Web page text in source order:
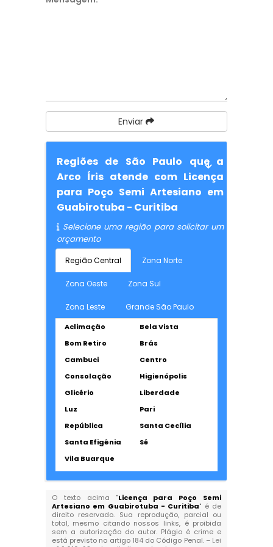
Enviar
Regiões de São Paulo que a
Arco Íris atende com Licença
para Poço Semi Artesiano em
Guabirotuba - Curitiba
Selecione uma região para solicitar um
orçamento
Região Central Zona Norte
Zona Oeste Zona Sul
Zona Leste Grande São Paulo
Aclimação
Bela Vista
Bom Retiro
Brás
Cambuci
Centro
Consolação
Higienópolis
Glicério
Liberdade
Luz
Pari
República
Santa Cecília
Santa Efigênia
Sé
Vila Buarque
O texto acima "Licença para Poço Semi
Artesiano em Guabirotuba - Curitiba" é de
direito reservado. Sua reprodução, parcial ou
total, mesmo citando nossos links, é proibida
sem a autorização do autor. Plágio é crime e
está previsto no artigo 184 do Código Penal. – Lei